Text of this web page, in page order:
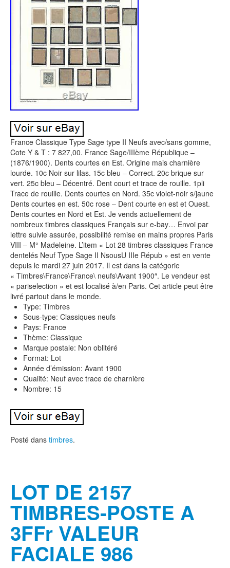
France Classique Type Sage type II Neufs avec/sans gomme,
Cote Y & T : 7 827,00. France Sage/IIIème République –
(1876/1900). Dents courtes en Est. Origine mais charnière
lourde. 10c Noir sur lilas. 15c bleu – Correct. 20c brique sur
vert. 25c bleu – Décentré. Dent court et trace de rouille. 1pli
Trace de rouille. Dents courtes en Nord. 35c violet-noir s/jaune
Dents courtes en est. 50c rose – Dent courte en est et Ouest.
Dents courtes en Nord et Est. Je vends actuellement de
nombreux timbres classiques Français sur e-bay… Envoi par
lettre suivie assurée, possibilité remise en mains propres Paris
VIII – M° Madeleine. L’item « Lot 28 timbres classiques France
dentelés Neuf Type Sage II NsousU IIIe Répub » est en vente
depuis le mardi 27 juin 2017. Il est dans la catégorie
« Timbres\France\France\ neufs\Avant 1900″. Le vendeur est
« pariselection » et est localisé à/en Paris. Cet article peut être
livré partout dans le monde.
Type: Timbres
Sous-type: Classiques neufs
Pays: France
Thème: Classique
Marque postale: Non oblitéré
Format: Lot
Année d’émission: Avant 1900
Qualité: Neuf avec trace de charnière
Nombre: 15
Posté dans timbres.
LOT DE 2157
TIMBRES-POSTE A
3FFr VALEUR
FACIALE 986